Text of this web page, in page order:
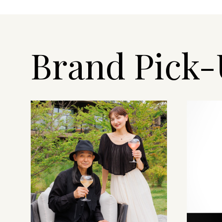
Brand